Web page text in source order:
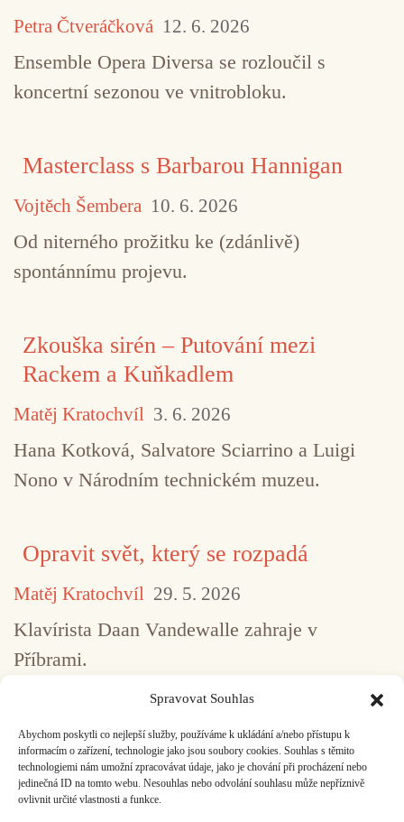
Spravovat Souhlas
Abychom poskytli co nejlepší služby, používáme k ukládání a/nebo přístupu k
informacím o zařízení, technologie jako jsou soubory cookies. Souhlas s těmito
technologiemi nám umožní zpracovávat údaje, jako je chování při procházení nebo
jedinečná ID na tomto webu. Nesouhlas nebo odvolání souhlasu může nepříznivě
ovlivnit určité vlastnosti a funkce.
Petra Čtveráčková 12. 6. 2026
Ensemble Opera Diversa se rozloučil s
koncertní sezonou ve vnitrobloku.
Masterclass s Barbarou Hannigan
Vojtěch Šembera 10. 6. 2026
Od niterného prožitku ke (zdánlivě)
spontánnímu projevu.
Zkouška sirén – Putování mezi
Rackem a Kuňkadlem
Matěj Kratochvíl 3. 6. 2026
Hana Kotková, Salvatore Sciarrino a Luigi
Nono v Národním technickém muzeu.
Opravit svět, který se rozpadá
Matěj Kratochvíl 29. 5. 2026
Klavírista Daan Vandewalle zahraje v
Příbrami.
1 2 3 4 5 ... 517